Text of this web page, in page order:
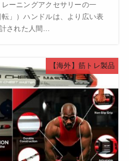
ーニングアクセサリーの一
」）ハンドルは、より広い表
された人間…
【海外】筋トレ製品